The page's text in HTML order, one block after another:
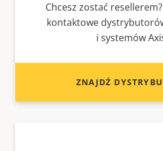
Chcesz zostać
kontaktowe
i systemów
ZNAJDŹ